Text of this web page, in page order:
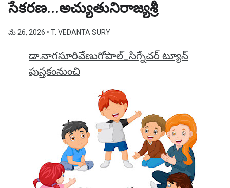
సేకరణ...అచ్యుతునిరాజ్యశ్రీ
మే 26, 2026 • T. VEDANTA SURY
డా.నాగసూరివేణుగోపాల్_సిగ్నేచర్ ట్యూన్
పుస్తకంనుంచి